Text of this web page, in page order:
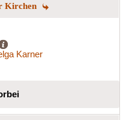
Kirchen
Karner